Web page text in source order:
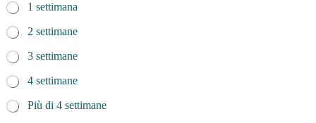
1 settimana
2 settimane
3 settimane
4 settimane
Più di 4 settimane